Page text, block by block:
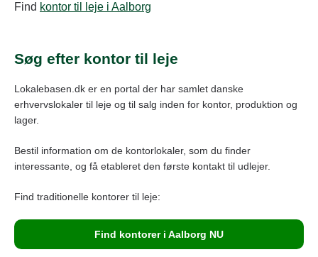
Find kontor til leje i Aalborg
Søg efter kontor til leje
Lokalebasen.dk er en portal der har samlet danske
erhvervslokaler til leje og til salg inden for kontor, produktion og
lager.
Bestil information om de kontorlokaler, som du finder
interessante, og få etableret den første kontakt til udlejer.
Find traditionelle kontorer til leje:
Find kontorer i Aalborg NU